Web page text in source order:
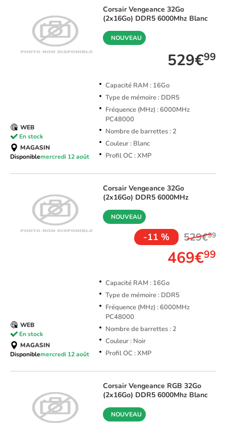
CorsairVengeance 32Go
(2x16Go) DDR5 6000Mhz Blanc
NOUVEAU
529€99
Capacité RAM : 16Go
Type de mémoire : DDR5
Fréquence (MHz) : 6000MHz
PC48000
Nombre de barrettes : 2
Couleur : Blanc
Profil OC : XMP
WEB
En stock
MAGASIN
Disponiblemercredi 12 août
CorsairVengeance 32Go
(2x16Go) DDR5 6000MHz
NOUVEAU
-11 % 529€99
469€99
Capacité RAM : 16Go
Type de mémoire : DDR5
Fréquence (MHz) : 6000MHz
PC48000
Nombre de barrettes : 2
Couleur : Noir
Profil OC : XMP
WEB
En stock
MAGASIN
Disponiblemercredi 12 août
CorsairVengeance RGB 32Go
(2x16Go) DDR5 6000Mhz Blanc
NOUVEAU